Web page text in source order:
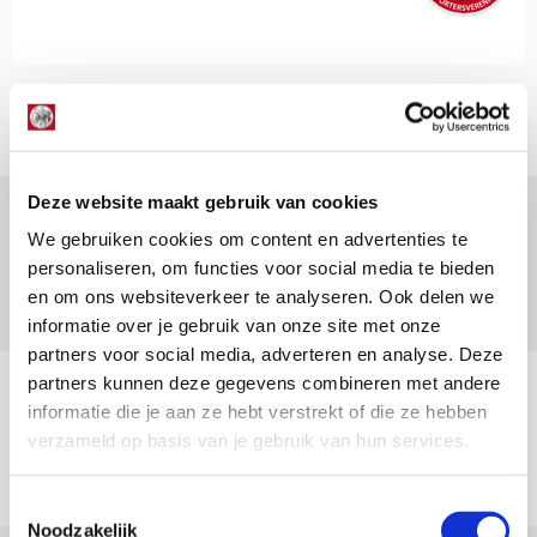
Deze website maakt gebruik van cookies
We gebruiken cookies om content en advertenties te
personaliseren, om functies voor social media te bieden
en om ons websiteverkeer te analyseren. Ook delen we
informatie over je gebruik van onze site met onze
partners voor social media, adverteren en analyse. Deze
partners kunnen deze gegevens combineren met andere
informatie die je aan ze hebt verstrekt of die ze hebben
verzameld op basis van je gebruik van hun services.
Noodzakelijk
Net binnen //
Drie dingen die je moet weten over PEC
Zwolle - Ajax
Míchels elf: met welke formatie begin
jij aan nieuw eredivisieseizoen?